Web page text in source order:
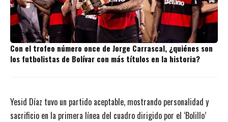
Con el trofeo número once de Jorge Carrascal, ¿quiénes son
los futbolistas de Bolívar con más títulos en la historia?
Yesid Díaz tuvo un partido aceptable, mostrando personalidad y
sacrificio en la primera línea del cuadro dirigido por el ‘Bolillo’